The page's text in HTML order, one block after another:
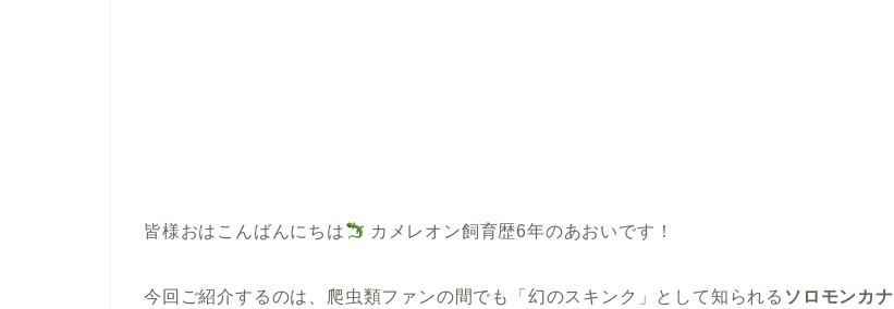
皆様おはこんばんにちは カメレオン飼育歴6年のあおいです！
今回ご紹介するのは、爬虫類ファンの間でも「幻のスキンク」として知られる ソロモンカナ